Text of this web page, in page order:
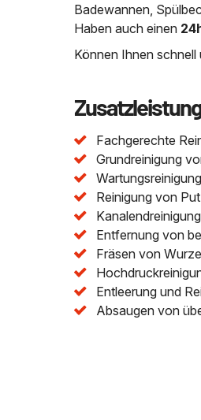
Badewannen,
Haben auch einen
Können Ihnen
Fachgerechte
Grundreinigung
Reinigung von
Entfernung von
Fräsen von
Entleerung und
Absaugen von